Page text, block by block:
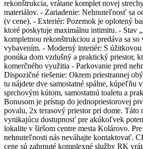
rekonštrukcia, vrátane komplet novej
materiálov. - Zariadenie: Nehnuteľnosť sa
(v cene). - Exteriér: Pozemok je oplotený
ktoré poskytuje maximálnu intimitu. - Stav
kompletnou rekonštrukciou a predáva sa so
vybavením. - Moderný interiér: S úžitkovou
ponúka dom vzdušný a praktický priestor,
komerčného využitia - Parkovanie pred
Dispozičné riešenie: Okrem priestrannej
tu nájdete dve samostatné spálne, kúpeľňu
sprchovým kútom, samostatnú toaletu a
Bonusom je prístup do jednopriestorovej
povalu, 2x terasový priestor pri dome. Táto
vynikajúcu dostupnosť pre akúkoľvek
lokalite v širšom centre mesta Kolárovo.
nehnuteľnosti nás neváhajte kontaktovať.
cene sú zahrnuté komplexné služby RK